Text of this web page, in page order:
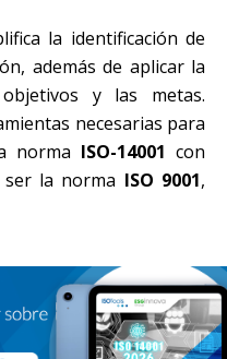
la identificación de
además de aplicar la
y las metas.
necesarias para
norma ISO-14001 con
la norma ISO 9001,